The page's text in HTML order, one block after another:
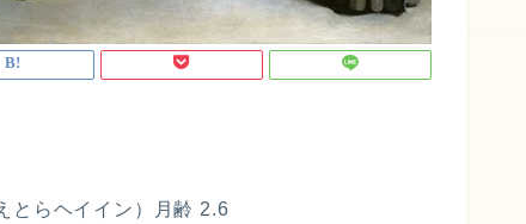
とらヘイイン）月齢 2.6